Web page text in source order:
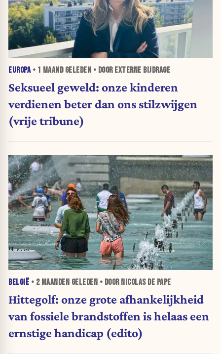
EUROPA• 1 MAANDGELEDEN • DOOR EXTERNE BIJDRAGE
Seksueel geweld: onze kinderen
verdienen beter dan ons stilzwijgen
(vrije tribune)
BELGIË • 2 MAANDEN GELEDEN • DOOR NICOLAS DE PAPE
Hittegolf: onze grote afhankelijkheid
van fossiele brandstoffen is helaas een
ernstige handicap (edito)